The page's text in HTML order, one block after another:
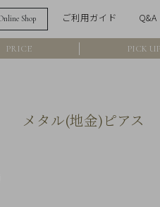
Shop ご利用ガイド Q&A
PRICE PICK UP
メタル(地金)ピアス
詳細検索
アイテム